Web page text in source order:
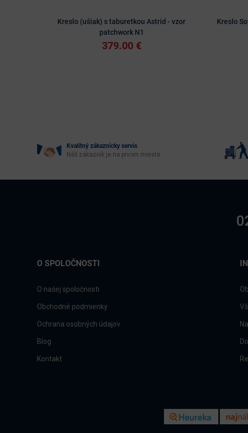
Kreslo (ušiak) s taburetkou Astrid - vzor
patchwork N1
379.00 €
Kreslo
Kvalitný zákaznícky servis
Náš zákazník je na prvom mieste
O SPOLOČNOSTI
O našej spoločnosti
Obchodné podmienky
Ochrana osobných údajov
Blog
Kontakt